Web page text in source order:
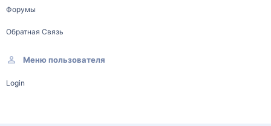
Форумы
Обратная Связь
Меню пользователя
Login